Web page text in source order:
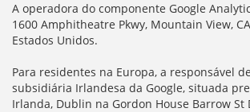
A operadora do componente Google
1600 Amphitheatre Pkwy, Mountain View,
Estados Unidos.
Para residentes na Europa, a responsável
subsidiária Irlandesa da Google, situada
Irlanda, Dublin na Gordon House Barrow